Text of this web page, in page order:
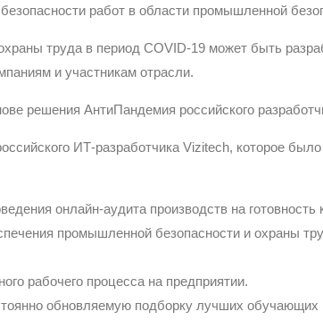
работ в области промышленной
труда в период COVID-19 может быть
и участникам отрасли.
решения АнтиПандемия российского
ИТ-разработчика Vizitech, которое
онлайн-аудита производств на готовность
промышленной безопасности и охраны
рабочего процесса на предприятии.
обновляемую подборку лучших обучающих